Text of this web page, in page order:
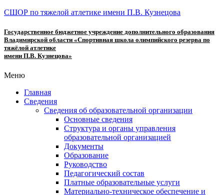
СШОР по тяжелой атлетике имени П.В. Кузнецова
Государственное бюджетное учреждение дополнительного образования
Владимирской области «Спортивная школа олимпийского резерва по
тяжёлой атлетике
имени П.В. Кузнецова»
Меню
Главная
Сведения
Сведения об образовательной организации
Основные сведения
Структура и органы управления
образовательной организацией
Документы
Образование
Руководство
Педагогический состав
Платные образовательные услуги
Материально-техническое обеспечение и